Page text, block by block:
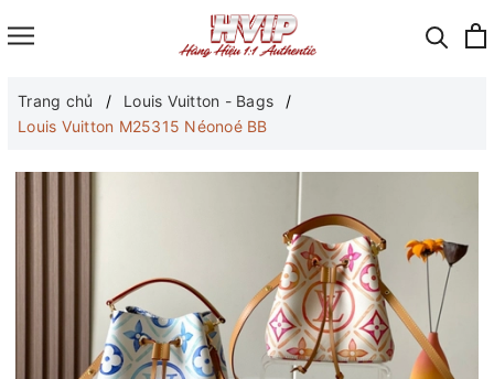
Trang chủ
Louis Vuitton - Bags
Louis Vuitton M25315 Néonoé BB